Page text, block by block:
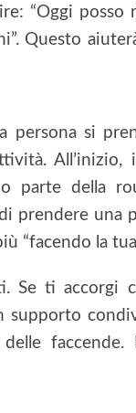
“Oggi posso
Questo
persona si
parte della
prendere una
“facendo la tua
Se ti accorgi
faccende.